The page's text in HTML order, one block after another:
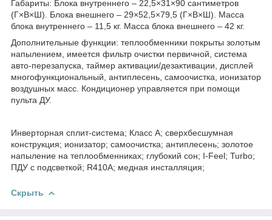
Габариты: Блока внутреннего – 22,5×31×90 сантиметров
(Г×В×Ш). Блока внешнего – 29×52,5×79,5 (Г×В×Ш). Масса
блока внутреннего – 11,5 кг. Масса блока внешнего – 42 кг.
Дополнительные функции: теплообменники покрыты золотым
напылением, имеется фильтр очистки первичной, система
авто-перезапуска, таймер активации/дезактивации, дисплей
многофункциональный, антиплесень, самоочистка, ионизатор
воздушных масс. Кондиционер управляется при помощи
пульта ДУ.
Инверторная сплит-система; Класс А; cверхбесшумная
конструкция; ионизатор; самоочистка; антиплесень; золотое
напыление на теплообменниках; глубокий сон; I-Feel; Turbo;
ПДУ с подсветкой; R410A; медная инсталляция;
Скрыть